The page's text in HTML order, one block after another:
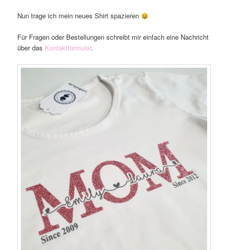
Nun trage ich mein neues Shirt spazieren
Für Fragen oder Bestellungen schreibt mir einfach eine Nachricht
über das Kontaktformular.